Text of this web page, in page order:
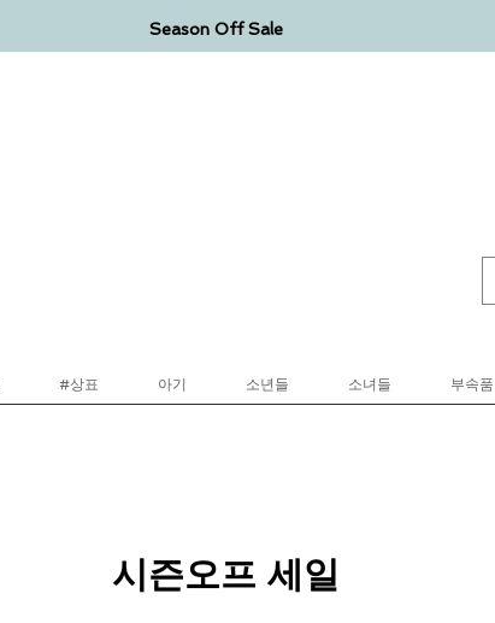
Season Off Sale
#상표 아기 소년들 소녀들 부속품
시즌오프 세일